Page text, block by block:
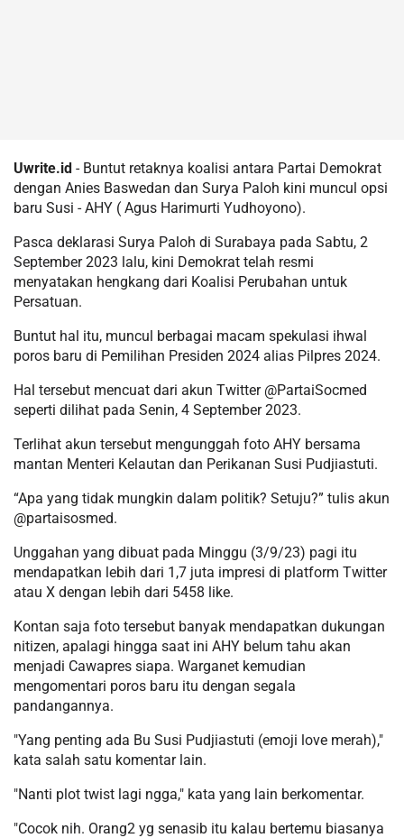
Uwrite.id - Buntut retaknya koalisi antara Partai Demokrat
dengan Anies Baswedan dan Surya Paloh kini muncul opsi
baru Susi - AHY ( Agus Harimurti Yudhoyono).
Pasca deklarasi Surya Paloh di Surabaya pada Sabtu, 2
September 2023 lalu, kini Demokrat telah resmi
menyatakan hengkang dari Koalisi Perubahan untuk
Persatuan.
Buntut hal itu, muncul berbagai macam spekulasi ihwal
poros baru di Pemilihan Presiden 2024 alias Pilpres 2024.
Hal tersebut mencuat dari akun Twitter @PartaiSocmed
seperti dilihat pada Senin, 4 September 2023.
Terlihat akun tersebut mengunggah foto AHY bersama
mantan Menteri Kelautan dan Perikanan Susi Pudjiastuti.
“Apa yang tidak mungkin dalam politik? Setuju?” tulis akun
@partaisosmed.
Unggahan yang dibuat pada Minggu (3/9/23) pagi itu
mendapatkan lebih dari 1,7 juta impresi di platform Twitter
atau X dengan lebih dari 5458 like.
Kontan saja foto tersebut banyak mendapatkan dukungan
nitizen, apalagi hingga saat ini AHY belum tahu akan
menjadi Cawapres siapa. Warganet kemudian
mengomentari poros baru itu dengan segala
pandangannya.
"Yang penting ada Bu Susi Pudjiastuti (emoji love merah),"
kata salah satu komentar lain.
"Nanti plot twist lagi ngga," kata yang lain berkomentar.
"Cocok nih. Orang2 yg senasib itu kalau bertemu biasanya